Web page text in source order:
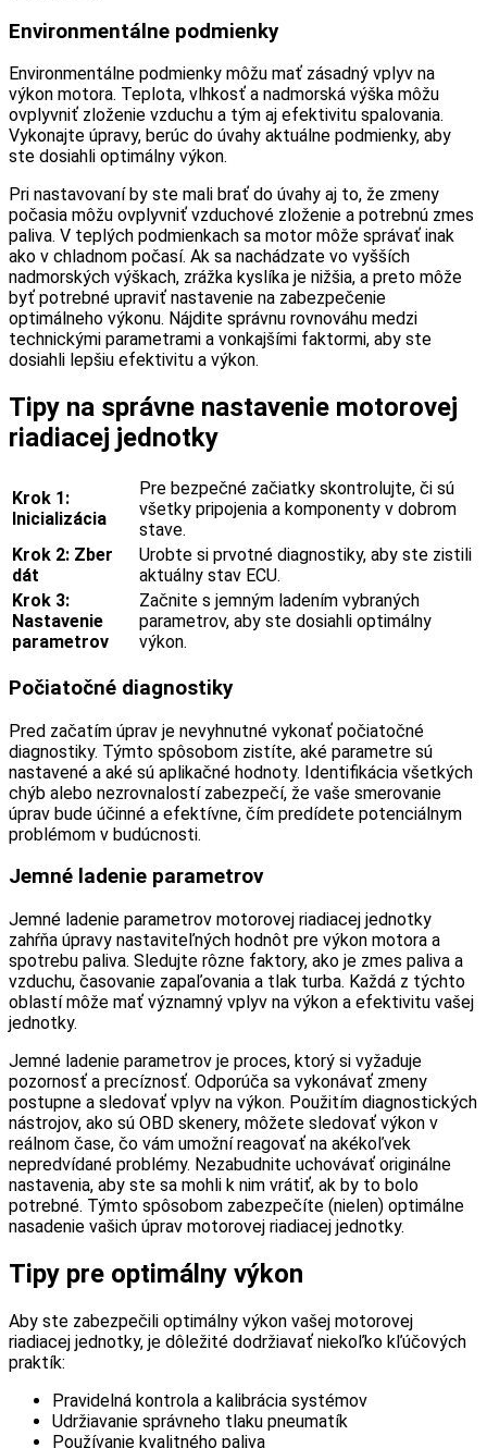
Environmentálne podmienky
Environmentálne podmienky môžu mať zásadný vplyv na
výkon motora. Teplota, vlhkosť a nadmorská výška môžu
ovplyvniť zloženie vzduchu a tým aj efektivitu spalovania.
Vykonajte úpravy, berúc do úvahy aktuálne podmienky, aby
ste dosiahli optimálny výkon.
Pri nastavovaní by ste mali brať do úvahy aj to, že zmeny
počasia môžu ovplyvniť vzduchové zloženie a potrebnú zmes
paliva. V teplých podmienkach sa motor môže správať inak
ako v chladnom počasí. Ak sa nachádzate vo vyšších
nadmorských výškach, zrážka kyslíka je nižšia, a preto môže
byť potrebné upraviť nastavenie na zabezpečenie
optimálneho výkonu. Nájdite správnu rovnováhu medzi
technickými parametrami a vonkajšími faktormi, aby ste
dosiahli lepšiu efektivitu a výkon.
Tipy na správne nastavenie motorovej
riadiacej jednotky
Krok 1:
Inicializácia
Pre bezpečné začiatky skontrolujte, či sú
všetky pripojenia a komponenty v dobrom
stave.
Krok 2: Zber
dát
Urobte si prvotné diagnostiky, aby ste zistili
aktuálny stav ECU.
Krok 3:
Nastavenie
parametrov
Začnite s jemným ladením vybraných
parametrov, aby ste dosiahli optimálny
výkon.
Počiatočné diagnostiky
Pred začatím úprav je nevyhnutné vykonať počiatočné
diagnostiky. Týmto spôsobom zistíte, aké parametre sú
nastavené a aké sú aplikačné hodnoty. Identifikácia všetkých
chýb alebo nezrovnalostí zabezpečí, že vaše smerovanie
úprav bude účinné a efektívne, čím predídete potenciálnym
problémom v budúcnosti.
Jemné ladenie parametrov
Jemné ladenie parametrov motorovej riadiacej jednotky
zahŕňa úpravy nastaviteľných hodnôt pre výkon motora a
spotrebu paliva. Sledujte rôzne faktory, ako je zmes paliva a
vzduchu, časovanie zapaľovania a tlak turba. Každá z týchto
oblastí môže mať významný vplyv na výkon a efektivitu vašej
jednotky.
Jemné ladenie parametrov je proces, ktorý si vyžaduje
pozornosť a precíznosť. Odporúča sa vykonávať zmeny
postupne a sledovať vplyv na výkon. Použitím diagnostických
nástrojov, ako sú OBD skenery, môžete sledovať výkon v
reálnom čase, čo vám umožní reagovať na akékoľvek
nepredvídané problémy. Nezabudnite uchovávať originálne
nastavenia, aby ste sa mohli k nim vrátiť, ak by to bolo
potrebné. Týmto spôsobom zabezpečíte (nielen) optimálne
nasadenie vašich úprav motorovej riadiacej jednotky.
Tipy pre optimálny výkon
Aby ste zabezpečili optimálny výkon vašej motorovej
riadiacej jednotky, je dôležité dodržiavať niekoľko kľúčových
praktík:
Pravidelná kontrola a kalibrácia systémov
Udržiavanie správneho tlaku pneumatík
Používanie kvalitného paliva